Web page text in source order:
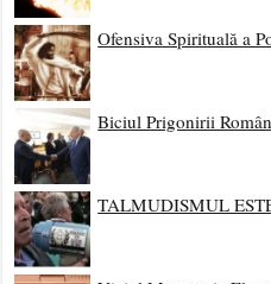
Ofensiva Spirituală a
Biciul Prigonirii
TALMUDISMUL